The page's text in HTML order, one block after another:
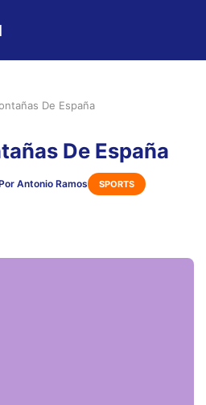
De España
De España
Antonio Ramos SPORTS